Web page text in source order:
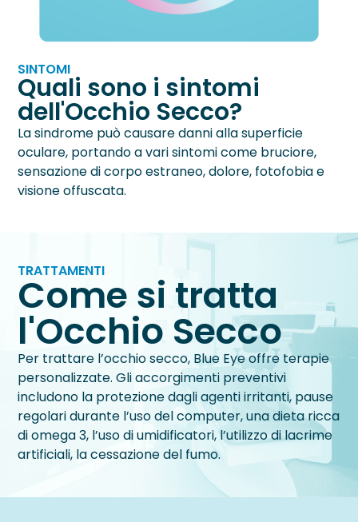
SINTOMI
Quali sono i sintomi
dell'Occhio Secco?
La sindrome può causare danni alla superficie
oculare, portando a vari sintomi come bruciore,
sensazione di corpo estraneo, dolore, fotofobia e
visione offuscata.
TRATTAMENTI
Come si tratta
l'Occhio Secco
Per trattare l’occhio secco, Blue Eye offre terapie
personalizzate. Gli accorgimenti preventivi
includono la protezione dagli agenti irritanti, pause
regolari durante l’uso del computer, una dieta ricca
di omega 3, l’uso di umidificatori, l’utilizzo di lacrime
artificiali, la cessazione del fumo.